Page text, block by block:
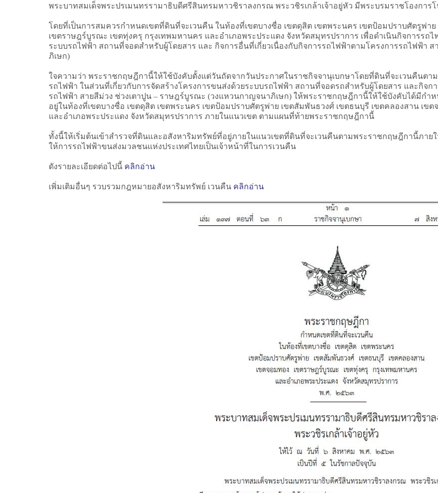
พระบาทสมเด็จพระปรเมนทรรามาธิบดีศรีสินทรมหาวชิราลงกรณ พระวชิรเกล้าเจ้าอยู่หัว มีพระบรมราชโองการโ
โดยที่เป็นการสมควรกำหนดเขตที่ดินที่จะเวนคืน ในท้องที่เขตบางซื่อ เขตดุสิต เขตพระนคร เขตป้อมปราบศัตรูพ่า
เขตราษฎร์บูรณะ เขตทุ่งครุ กรุงเทพมหานคร และอำเภอพระประแดง จังหวัดสมุทรปราการ เพื่อดำเนินกิจการรถ
ระบบรถไฟฟ้า สถานที่จอดสำหรับผู้โดยสาร และ กิจการอื่นที่เกี่ยวเนื่องกับกิจการรถไฟฟ้าตามโครงการรถไฟฟ้า
ภิเษก)
ใจความว่า พระราชกฤษฎีกานี้ให้ใช้บังคับตั้งแต่วันถัดจากวันประกาศในราชกิจจานุเบกษาโดยที่ดินที่จะเวนคืนต
รถไฟฟ้า ในส่วนที่เกี่ยวกับการจัดสร้างโครงการขนส่งด้วยระบบรถไฟฟ้า สถานที่จอดรถสำหรับผู้โดยสาร และกิจก
รถไฟฟ้า สายสีม่วง ช่วงเตาปูน – ราษฎร์บูรณะ (วงแหวนกาญจนาภิเษก) ให้พระราชกฤษฎีกานี้ให้ใช้บังคับได้มีก
อยู่ในท้องที่เขตบางซื่อ เขตดุสิต เขตพระนคร เขตป้อมปราบศัตรูพ่าย เขตสัมพันธวงศ์ เขตธนบุรี เขตคลองสาน เข
และอำเภอพระประแดง จังหวัดสมุทรปราการ ภายในแนวเขต ตามแผนที่ท้ายพระราชกฤษฎีกานี้
ทั้งนี้ให้เริ่มต้นเข้าสำรวจที่ดินและอสังหาริมทรัพย์ที่อยู่ภายในแนวเขตที่ดินที่จะเวนคืนตามพระราชกฤษฎีกานี้ภา
ให้การรถไฟฟ้าขนส่งมวลชนแห่งประเทศไทยเป็นเจ้าหน้าที่ในการเวนคืน
ดังรายละเอียดต่อไปนี้ คลิกอ่าน
เพิ่มเติมอื่นๆ รวบรวมกฎหมายอสังหาริมทรัพย์ เวนคืน คลิกอ่าน